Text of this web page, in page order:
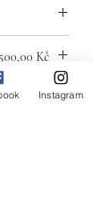
košíku.
nutné
objednávky
Kč
Instagram